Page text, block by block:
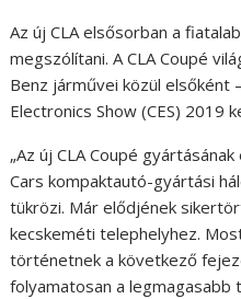
Az új CLA elsősorban a
megszólítani. A CLA Coupé
Benz járművei közül elsőként
Electronics Show (CES) 2019
„Az új CLA Coupé
Cars kompaktautó-gyártási
tükrözi. Már elődjének
kecskeméti telephelyhez.
történetnek a következő
folyamatosan a legmagasabb